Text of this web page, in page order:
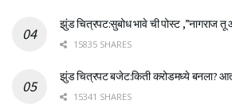
झुंड चित्रपट:सुबोध भावे ची पोस्ट ,”नागराज तू
15835 SHARES
झुंड चित्रपट बजेट:किती करोडमध्ये बनला?
15341 SHARES